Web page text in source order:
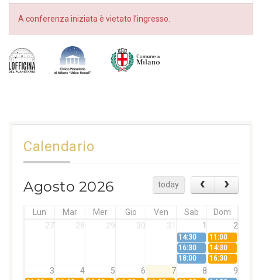
A conferenza iniziata è vietato l’ingresso.
Calendario
Agosto 2026 today
Lun Mar Mer Gio Ven Sab
Dom
27
28 29 30 31 1 2
14:30
11:00
16:30
14:30
18:00
16:30
3 4 5 6 7 8 9